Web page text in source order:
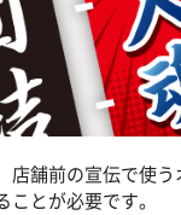
店舗前の宣伝で使
とが必要です。